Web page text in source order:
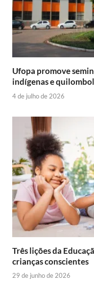
Ufopa promove
indígenas e
4 de julho de 2026
Três lições da
crianças conscientes
29 de junho de 2026